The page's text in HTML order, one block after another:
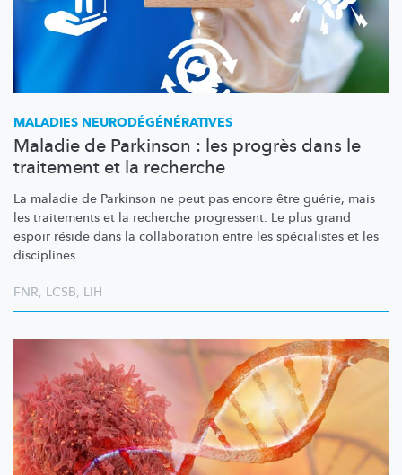
MALADIES NEURODÉGÉNÉRATIVES
Maladie de Parkinson : les progrès dans le
traitement et la recherche
La maladie de Parkinson ne peut pas encore être guérie, mais
les traitements et la recherche progressent. Le plus grand
espoir réside dans la collaboration entre les spécialistes et les
disciplines.
FNR, LCSB, LIH